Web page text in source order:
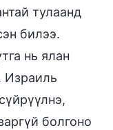
тулаанд
билээ.
нь ялан
Израиль
болгоно